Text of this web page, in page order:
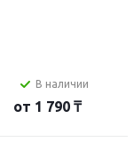
В наличии
от 1 790 ₸